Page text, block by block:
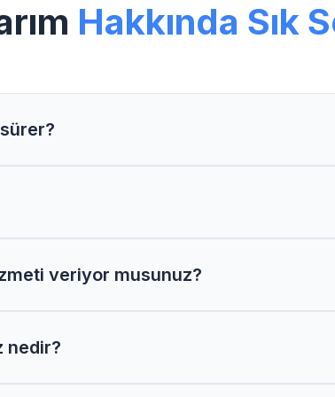
Hakkında Sık
kapsamına göre 2-6 hafta arasında
göre değişir. Size özel teklif
veriyor musunuz?
1 yıl ücretsiz bakım ve teknik
nedir?